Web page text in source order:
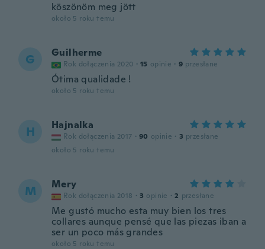
köszönöm meg jött
około 5 roku temu
G Guilherme
Rok dołączenia 2020 · 15 opinie · 9 przesłane
Ótima qualidade !
około 5 roku temu
H Hajnalka
Rok dołączenia 2017 · 90 opinie · 3 przesłane
około 5 roku temu
M Mery
Rok dołączenia 2018 · 3 opinie · 2 przesłane
Me gustó mucho esta muy bien los tres
collares aunque pensé que las piezas iban a
ser un poco más grandes
około 5 roku temu